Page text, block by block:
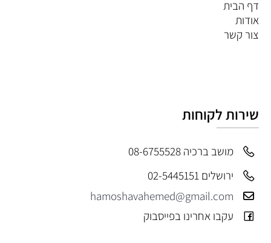
דף הבית
אודות
צור קשר
שירות לקוחות
מושב ברכיה 08-6755528
ירושלים 02-5445151
hamoshavahemed@gmail.com
עקבו אחרינו בפייסבוק